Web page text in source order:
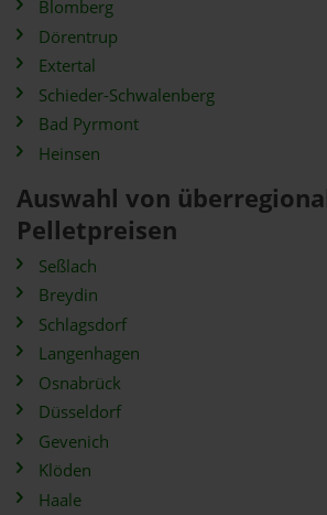
Blomberg
Dörentrup
Extertal
Schieder-Schwalenberg
Bad Pyrmont
Heinsen
Auswahl von
Pelletpreisen
Seßlach
Breydin
Schlagsdorf
Langenhagen
Osnabrück
Düsseldorf
Gevenich
Klöden
Haale